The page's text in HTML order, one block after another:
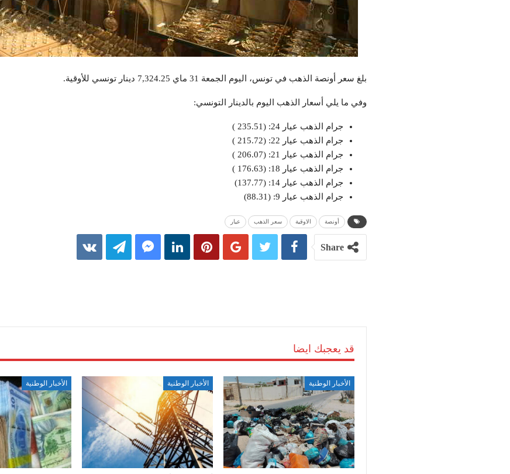
بلغ سعر أونصة الذهب في تونس، اليوم الجمعة 31 ماي 7,324.25 دينار تونسي للأوقية.
وفي ما يلي أسعار الذهب اليوم بالدينار التونسي:
جرام الذهب عيار 24: (235.51 )
جرام الذهب عيار 22: (215.72 )
جرام الذهب عيار 21: (206.07 )
جرام الذهب عيار 18: (176.63 )
جرام الذهب عيار 14: (137.77)
جرام الذهب عيار 9: (88.31)
أونصة الاوقية سعر الذهب عيار
Share
قد يعجبك ايضا
الأخبار الوطنية الأخبار الوطنية الأخبار الوطنية